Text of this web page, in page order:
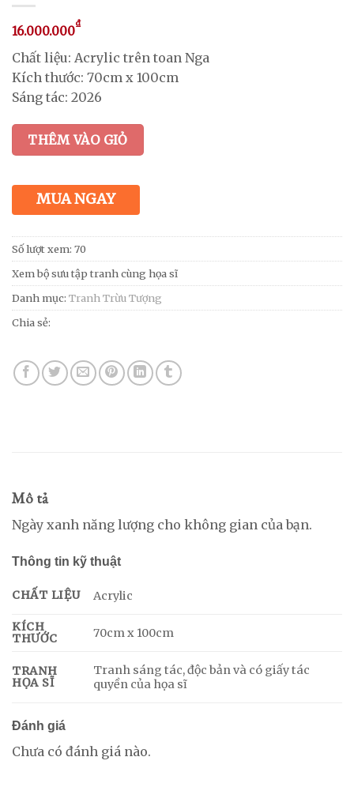
16.000.000₫
Chất liệu: Acrylic trên toan Nga
Kích thước: 70cm x 100cm
Sáng tác: 2026
THÊM VÀO GIỎ
MUA NGAY
Số lượt xem: 70
Xem bộ sưu tập tranh cùng họa sĩ
Danh mục: Tranh Trừu Tượng
Chia sẻ:
Mô tả
Ngày xanh năng lượng cho không gian của bạn.
Thông tin kỹ thuật
CHẤT LIỆU Acrylic
KÍCH
THƯỚC
70cm x 100cm
TRANH
HỌA SĨ
Tranh sáng tác, độc bản và có giấy tác
quyền của họa sĩ
Đánh giá
Chưa có đánh giá nào.